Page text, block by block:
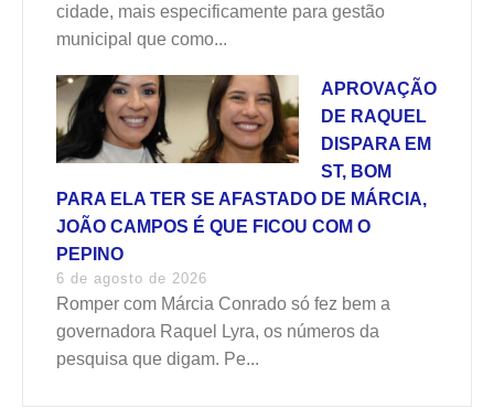
cidade, mais especificamente para gestão
municipal que como...
APROVAÇÃO
DE RAQUEL
DISPARA EM
ST, BOM
PARA ELA TER SE AFASTADO DE MÁRCIA,
JOÃO CAMPOS É QUE FICOU COM O
PEPINO
6 de agosto de 2026
Romper com Márcia Conrado só fez bem a
governadora Raquel Lyra, os números da
pesquisa que digam. Pe...